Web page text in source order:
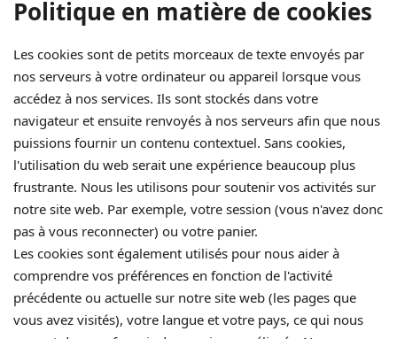
Politique en matière de cookies
Les cookies sont de petits morceaux de texte envoyés par
nos serveurs à votre ordinateur ou appareil lorsque vous
accédez à nos services. Ils sont stockés dans votre
navigateur et ensuite renvoyés à nos serveurs afin que nous
puissions fournir un contenu contextuel. Sans cookies,
l'utilisation du web serait une expérience beaucoup plus
frustrante. Nous les utilisons pour soutenir vos activités sur
notre site web. Par exemple, votre session (vous n'avez donc
pas à vous reconnecter) ou votre panier.
Les cookies sont également utilisés pour nous aider à
comprendre vos préférences en fonction de l'activité
précédente ou actuelle sur notre site web (les pages que
vous avez visités), votre langue et votre pays, ce qui nous